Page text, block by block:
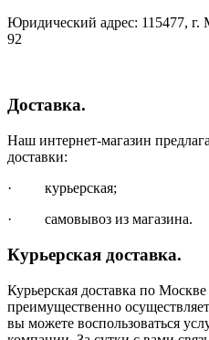
Юридический адрес: 115477, г.
92
Доставка.
Наш интернет-магазин
доставки:
· курьерская;
· самовывоз из магазина.
Курьерская доставка.
Курьерская доставка по
преимущественно
вы можете воспользоваться